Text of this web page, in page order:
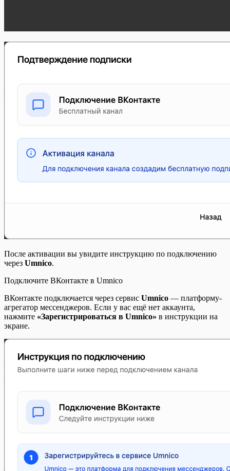
После активации вы увидите инструкцию по подключению
через Umnico.
Подключите ВКонтакте в Umnico
ВКонтакте подключается через сервис Umnico — платформу-
агрегатор мессенджеров. Если у вас ещё нет аккаунта,
нажмите «Зарегистрироваться в Umnico» в инструкции на
экране.